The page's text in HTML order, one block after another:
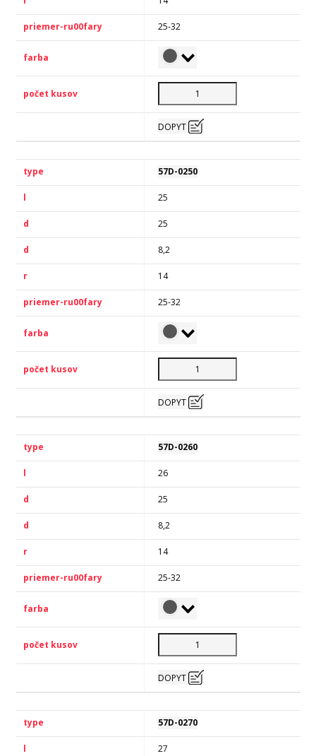
25-32
DOPYT
57D-0250
25
25
8,2
14
25-32
DOPYT
57D-0260
26
25
8,2
14
25-32
DOPYT
57D-0270
27